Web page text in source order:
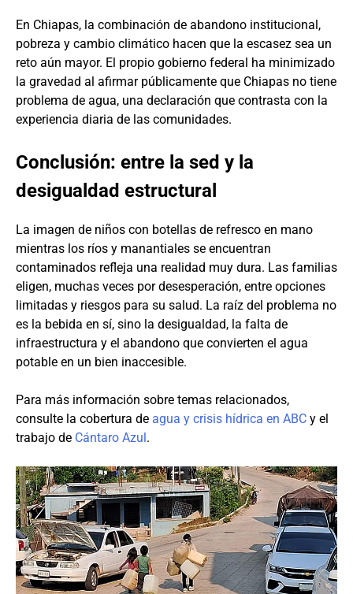
En Chiapas, la combinación de abandono institucional,
pobreza y cambio climático hacen que la escasez sea un
reto aún mayor. El propio gobierno federal ha minimizado
la gravedad al afirmar públicamente que Chiapas no tiene
problema de agua, una declaración que contrasta con la
experiencia diaria de las comunidades.
Conclusión: entre la sed y la
desigualdad estructural
La imagen de niños con botellas de refresco en mano
mientras los ríos y manantiales se encuentran
contaminados refleja una realidad muy dura. Las familias
eligen, muchas veces por desesperación, entre opciones
limitadas y riesgos para su salud. La raíz del problema no
es la bebida en sí, sino la desigualdad, la falta de
infraestructura y el abandono que convierten el agua
potable en un bien inaccesible.
Para más información sobre temas relacionados,
consulte la cobertura de agua y crisis hídrica en ABC y el
trabajo de Cántaro Azul.